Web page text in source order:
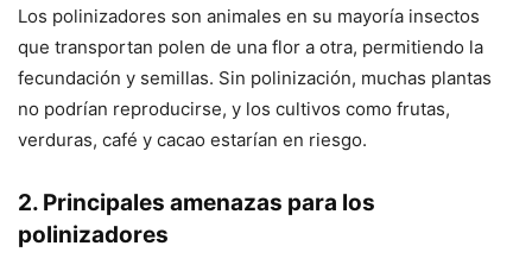
Los polinizadores son animales en su mayoría insectos
que transportan polen de una flor a otra, permitiendo la
fecundación y semillas. Sin polinización, muchas plantas
no podrían reproducirse, y los cultivos como frutas,
verduras, café y cacao estarían en riesgo.
2. Principales amenazas para los
polinizadores